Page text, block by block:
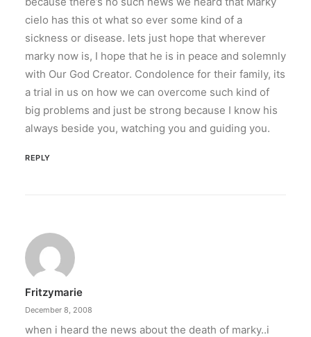
cielo has this ot what so ever some kind of a
sickness or disease. lets just hope that wherever
marky now is, I hope that he is in peace and solemnly
with Our God Creator. Condolence for their family, its
a trial in us on how we can overcome such kind of
big problems and just be strong because I know his
always beside you, watching you and guiding you.
REPLY
Fritzymarie
December 8, 2008
when i heard the news about the death of marky..i